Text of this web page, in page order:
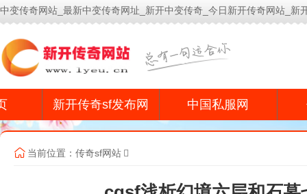
中变传奇网站_最新中变传奇网址_新开中变传奇_今日新开传奇网站_新
新开传奇sf发布网 中国私服网
当前位置： 传奇sf网站